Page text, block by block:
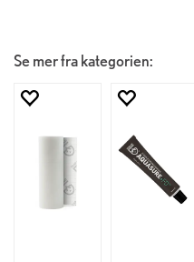
Se mer fra kategorien: